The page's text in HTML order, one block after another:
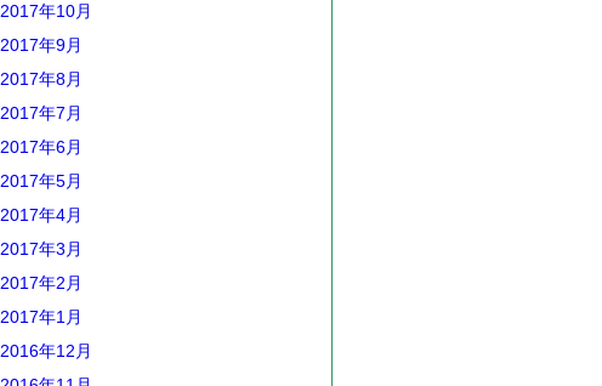
2017年10月
2017年9月
2017年8月
2017年7月
2017年6月
2017年5月
2017年4月
2017年3月
2017年2月
2017年1月
2016年12月